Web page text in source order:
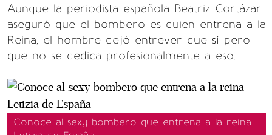
Aunque la periodista española Beatriz Cortázar
aseguró que el bombero es quien entrena a la
Reina, el hombre dejó entrever que sí pero
que no se dedica profesionalmente a eso.
Conoce al sexy bombero que entrena a la reina